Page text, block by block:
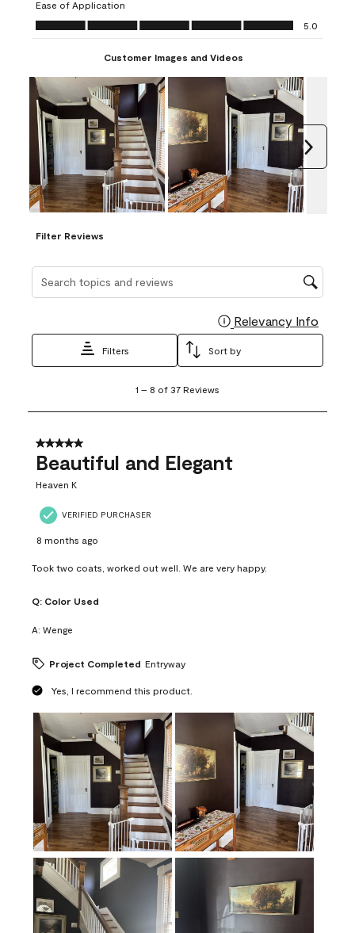
form.
form.
Ease of Application
Ease of Application, 5.0 out of 5
5.0
Customer Images and Videos
Filter Reviews
Relevancy Info
Filters Sort by
8
37
Reviews
1 – 8 of 37 Reviews
5 out of 5 stars.
Beautiful and Elegant
Heaven K
VERIFIED PURCHASER
8 months ago
Took two coats, worked out well. We are very happy.
Q: Color Used
A: Wenge
Project Completed Entryway
Yes, I recommend this product.